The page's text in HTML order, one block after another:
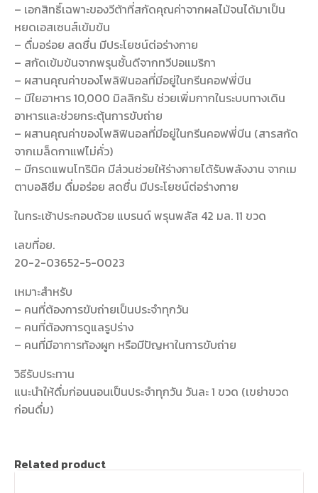
– เอกสิทธิ์เฉพาะของวีต้าที่สกัดคุณค่าจากผลไม้จนได้มาเป็น
หยดเอสเซนส์เข้มข้น
– ดื่มอร่อย สดชื่น มีประโยชน์ต่อร่างกาย
– สกัดเข้มข้นจากพรุนชั้นดีจากทวีปอแมริกา
– ผสานคุณค่าของโพลิฟินอลที่มีอยู่ในกรีนคอฟพี่บีน
– มีใยอาหาร 10,000 มิลลิกรัม ช่วยเพิ่มกากในระบบทางเดิน
อาหารและช่วยกระตุ้นการขับถ่าย
– ผสานคุณค่าของโพลิฟินอลที่มีอยู่ในกรีนคอฟพี่บีน (สารสกัด
จากเมล็ดกาแฟไม่คั่ว)
– มีกรดแพนโทรินิค มีส่วนช่วยให้ร่างกายได้รับพลังงาน จากเม
ตาบอลิซึม ดื่มอร่อย สดชื่น มีประโยชน์ต่อร่างกาย
ในกระเช้าประกอบด้วย แบรนด์ พรุนพลัส 42 มล. 11 ขวด
เลขที่อย.
20-2-03652-5-0023
เหมาะสำหรับ
– คนที่ต้องการขับถ่ายเป็นประจำทุกวัน
– คนที่ต้องการดูแลรูปร่าง
– คนที่มีอาการท้องผูก หรือมีปัญหาในการขับถ่าย
วิธีรับประทาน
แนะนำให้ดื่มก่อนนอนเป็นประจำทุกวัน วันละ 1 ขวด (เขย่าขวด
ก่อนดื่ม)
Related product